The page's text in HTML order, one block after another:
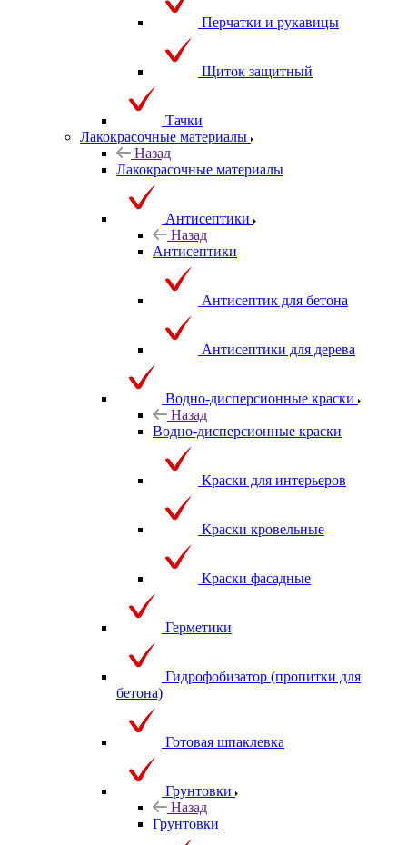
Перчатки и рукавицы
Щиток защитный
Тачки
Лакокрасочные материалы
Назад
Лакокрасочные материалы
Антисептики
Назад
Антисептики
Антисептик для бетона
Антисептики для дерева
Водно-дисперсионные краски
Назад
Водно-дисперсионные краски
Краски для интерьеров
Краски кровельные
Краски фасадные
Герметики
Гидрофобизатор (пропитки для
бетона)
Готовая шпаклевка
Грунтовки
Назад
Грунтовки